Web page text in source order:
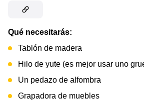
Qué necesitarás:
Tablón de madera
Hilo de yute (es mejor usar uno
Un pedazo de alfombra
Grapadora de muebles